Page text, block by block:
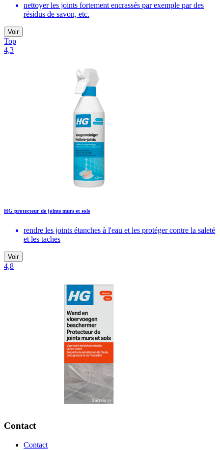
nettoyer les joints fortement encrassés par exemple par des
résidus de savon, etc.
Voir
Top
4,3
HG protecteur de joints murs et sols
rendre les joints étanches à l'eau et les protéger contre la saleté
et les taches
Voir
4,8
Contact
Contact